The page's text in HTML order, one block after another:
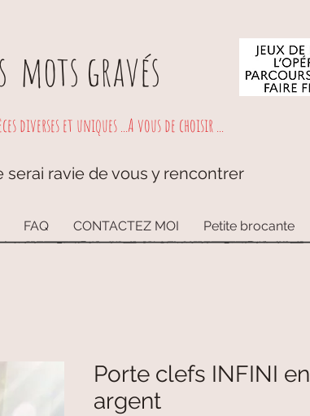
mots gravés
diverses et uniques ...A vous de choisir ...
ravie de vous y rencontrer
FAQ CONTACTEZ MOI Petite brocante
Porte clefs INFINI en
argent